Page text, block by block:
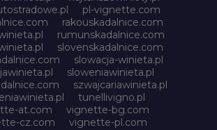
pl-vignette.com
rakouskadalnice.com
rumunskadalnice.com
slovenskadalnice.com
slowacja-winieta.pl
sloweniawinieta.pl
szwajcariawinieta.pl
tunellivigno.pl
at.com
vignette-bg.com
cz.com
vignette-pl.com